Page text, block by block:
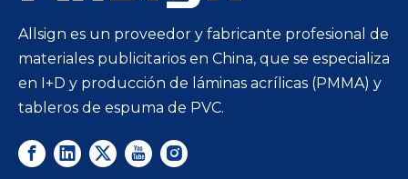
Allsign es un proveedor y fabricante profesional de
materiales publicitarios en China, que se especializa
en I+D y producción de láminas acrílicas (PMMA) y
tableros de espuma de PVC.